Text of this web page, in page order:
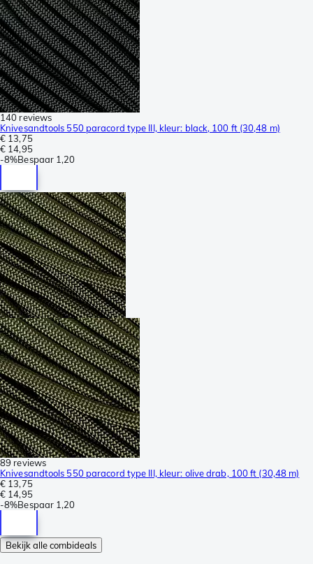
140 reviews
Knivesandtools 550 paracord type III, kleur: black, 100 ft (30,48 m)
€ 13,75
€ 14,95
-8%Bespaar 1,20
89 reviews
Knivesandtools 550 paracord type III, kleur: olive drab, 100 ft (30,48 m)
€ 13,75
€ 14,95
-8%Bespaar 1,20
Bekijk alle combideals